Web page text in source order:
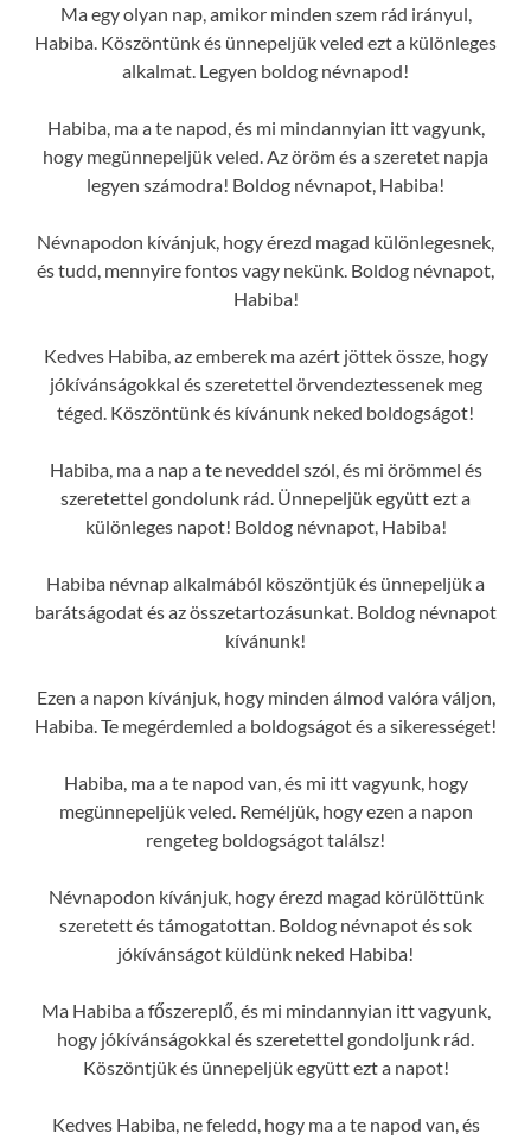
Ma egy olyan nap, amikor minden szem rád irányul,
Habiba. Köszöntünk és ünnepeljük veled ezt a különleges
alkalmat. Legyen boldog névnapod!
Habiba, ma a te napod, és mi mindannyian itt vagyunk,
hogy megünnepeljük veled. Az öröm és a szeretet napja
legyen számodra! Boldog névnapot, Habiba!
Névnapodon kívánjuk, hogy érezd magad különlegesnek,
és tudd, mennyire fontos vagy nekünk. Boldog névnapot,
Habiba!
Kedves Habiba, az emberek ma azért jöttek össze, hogy
jókívánságokkal és szeretettel örvendeztessenek meg
téged. Köszöntünk és kívánunk neked boldogságot!
Habiba, ma a nap a te neveddel szól, és mi örömmel és
szeretettel gondolunk rád. Ünnepeljük együtt ezt a
különleges napot! Boldog névnapot, Habiba!
Habiba névnap alkalmából köszöntjük és ünnepeljük a
barátságodat és az összetartozásunkat. Boldog névnapot
kívánunk!
Ezen a napon kívánjuk, hogy minden álmod valóra váljon,
Habiba. Te megérdemled a boldogságot és a sikerességet!
Habiba, ma a te napod van, és mi itt vagyunk, hogy
megünnepeljük veled. Reméljük, hogy ezen a napon
rengeteg boldogságot találsz!
Névnapodon kívánjuk, hogy érezd magad körülöttünk
szeretett és támogatottan. Boldog névnapot és sok
jókívánságot küldünk neked Habiba!
Ma Habiba a főszereplő, és mi mindannyian itt vagyunk,
hogy jókívánságokkal és szeretettel gondoljunk rád.
Köszöntjük és ünnepeljük együtt ezt a napot!
Kedves Habiba, ne feledd, hogy ma a te napod van, és